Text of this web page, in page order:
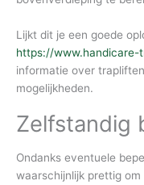
Lijkt dit je een goede
https://www.handicare-
informatie over
mogelijkheden.
Zelfstandig
Ondanks eventuele
waarschijnlijk prettig